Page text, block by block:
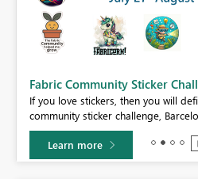
Fabric Community Sticker
If you love stickers, then you will
community sticker challenge,
Learn more